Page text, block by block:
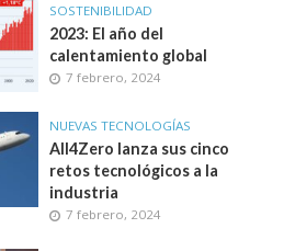
SOSTENIBILIDAD
2023: El año del
calentamiento global
7 febrero, 2024
NUEVAS TECNOLOGÍAS
All4Zero lanza sus cinco
retos tecnológicos a la
industria
7 febrero, 2024